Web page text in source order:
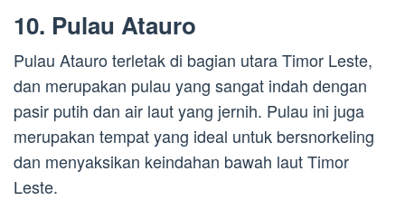
10. Pulau Atauro
Pulau Atauro terletak di bagian utara Timor Leste,
dan merupakan pulau yang sangat indah dengan
pasir putih dan air laut yang jernih. Pulau ini juga
merupakan tempat yang ideal untuk bersnorkeling
dan menyaksikan keindahan bawah laut Timor
Leste.